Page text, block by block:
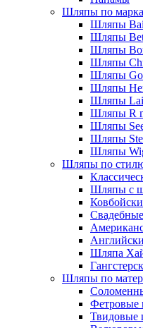
Шляпы по
Шляпы
Шляпы
Шляпы
Шляпы
Шляпы
Шляпы
Шляпы
Шляпы R
Шляпы
Шляпы
Шляпы
Шляпы по
Шляпы с
Шляпа
Шляпы по
Фетровые
Твидовые